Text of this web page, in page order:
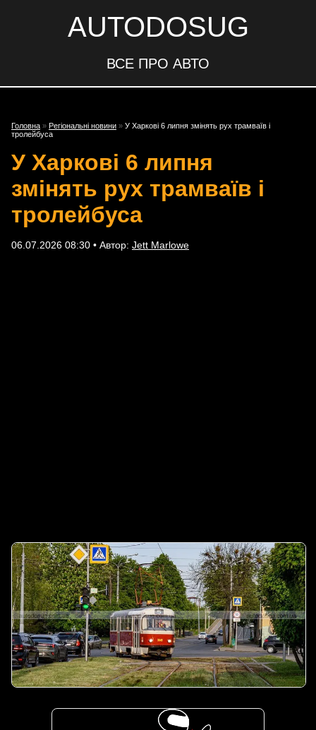
AUTODOSUG
ВСЕ ПРО АВТО
Головна » Регіональні новини » У Харкові 6 липня змінять рух трамваїв і
тролейбуса
У Харкові 6 липня
змінять рух трамваїв і
тролейбуса
06.07.2026 08:30 • Автор: Jett Marlowe